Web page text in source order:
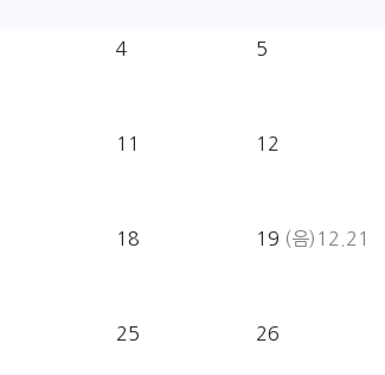
4 5
11 12
18 19 (음)12.21
25 26